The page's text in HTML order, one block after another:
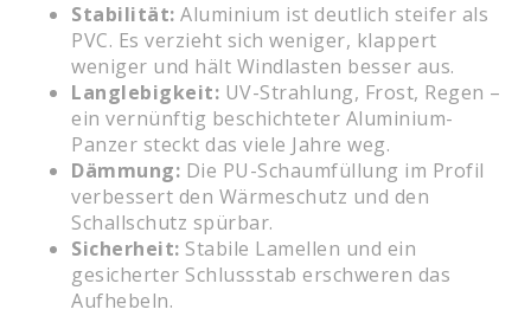
Stabilität: Aluminium ist deutlich steifer als
PVC. Es verzieht sich weniger, klappert
weniger und hält Windlasten besser aus.
Langlebigkeit: UV-Strahlung, Frost, Regen –
ein vernünftig beschichteter Aluminium-
Panzer steckt das viele Jahre weg.
Dämmung: Die PU-Schaumfüllung im Profil
verbessert den Wärmeschutz und den
Schallschutz spürbar.
Sicherheit: Stabile Lamellen und ein
gesicherter Schlussstab erschweren das
Aufhebeln.